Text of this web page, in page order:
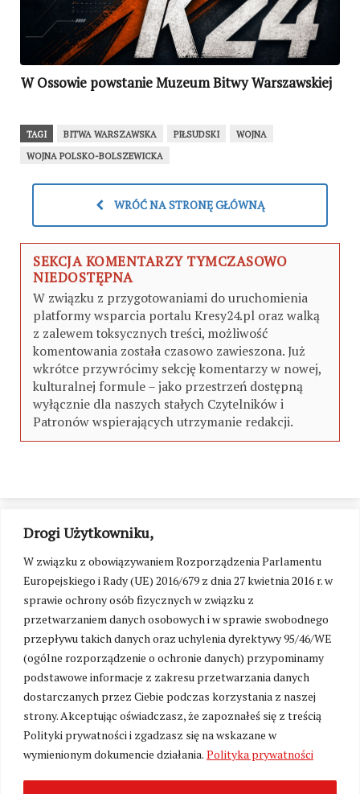
Drogi Użytkowniku,
W związku z obowiązywaniem Rozporządzenia Parlamentu
Europejskiego i Rady (UE) 2016/679 z dnia 27 kwietnia 2016 r. w
sprawie ochrony osób fizycznych w związku z
przetwarzaniem danych osobowych i w sprawie swobodnego
przepływu takich danych oraz uchylenia dyrektywy 95/46/WE
(ogólne rozporządzenie o ochronie danych) przypominamy
podstawowe informacje z zakresu przetwarzania danych
dostarczanych przez Ciebie podczas korzystania z naszej
strony. Akceptując oświadczasz, że zapoznałeś się z treścią
Polityki prywatności i zgadzasz się na wskazane w
wymienionym dokumencie działania. Polityka prywatności
W Ossowie powstanie Muzeum Bitwy Warszawskiej
TAGI BITWA WARSZAWSKA PIŁSUDSKI
WOJNA
WOJNA POLSKO-BOLSZEWICKA
WRÓĆ NA STRONĘ GŁÓWNĄ
SEKCJA KOMENTARZY TYMCZASOWO
NIEDOSTĘPNA
W związku z przygotowaniami do uruchomienia
platformy wsparcia portalu Kresy24.pl oraz walką
z zalewem toksycznych treści, możliwość
komentowania została czasowo zawieszona. Już
wkrótce przywrócimy sekcję komentarzy w nowej,
kulturalnej formule – jako przestrzeń dostępną
wyłącznie dla naszych stałych Czytelników i
Patronów wspierających utrzymanie redakcji.
Zmień ustawienia cookies